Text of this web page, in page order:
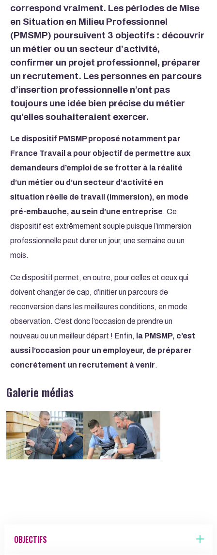
correspond vraiment. Les périodes de Mise
en Situation en Milieu Professionnel
(PMSMP) poursuivent 3 objectifs : découvrir
un métier ou un secteur d’activité,
confirmer un projet professionnel, préparer
un recrutement. Les personnes en parcours
d’insertion professionnelle n’ont pas
toujours une idée bien précise du métier
qu’elles souhaiteraient exercer.
Le dispositif PMSMP proposé notamment par
France Travail a pour objectif de permettre aux
demandeurs d’emploi de se frotter à la réalité
d’un métier ou d’un secteur d’activité en
situation réelle de travail (immersion), en mode
pré-embauche, au sein d’une entreprise. Ce
dispositif est extrêmement souple puisque l’immersion
professionnelle peut durer un jour, une semaine ou un
mois.
Ce dispositif permet, en outre, pour celles et ceux qui
doivent changer de cap, d’initier un parcours de
reconversion dans les meilleures conditions, en mode
observation. C’est donc l’occasion de prendre un
nouveau ou un meilleur départ ! Enfin, la PMSMP, c’est
aussi l’occasion pour un employeur, de préparer
concrètement un recrutement à venir.
Galerie médias
Image Image
OBJECTIFS